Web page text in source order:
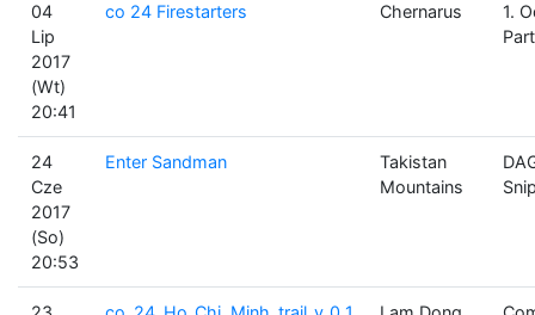
04
Lip
2017
(Wt)
20:41
co 24 Firestarters Chernarus
1.
24
Cze
2017
(So)
20:53
Enter Sandman
Takistan
Mountains